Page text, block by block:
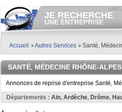
JE RECHERCHE
UNE ENTREPRISE
Consulter gratuitementles
vendre.
Et/ou déposer gratuitement
votre recherche d'entreprise.
RECHERCHER UNE
ANNONCE
Accueil Autres Services Santé,
SANTÉ, MÉDECINE RHÔNE-ALPES
Annonces de reprise d'entreprise Santé,
Départements : Ain, Ardèche, Drôme,